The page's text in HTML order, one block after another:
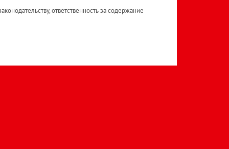
ответственность за содержание